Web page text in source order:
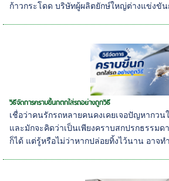
ก้าวกระโดด บริษัทผู้ผลิตยักษ์ใหญ่ต่างแข่งขั
วิธีจัดการคราบขี้นกตกใส่รถอย่างถูกวิธี
เชื่อว่าคนรักรถหลายคนคงเคยเจอปัญหากวน
และมักจะคิดว่าเป็นเพียงคราบสกปรกธรรมด
ก็ได้ แต่รู้หรือไม่ว่าหากปล่อยทิ้งไว้นาน อาจ